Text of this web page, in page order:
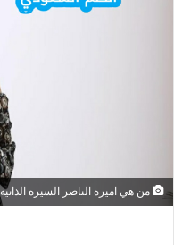
من هي اميرة الناصر السيرة الذاتية